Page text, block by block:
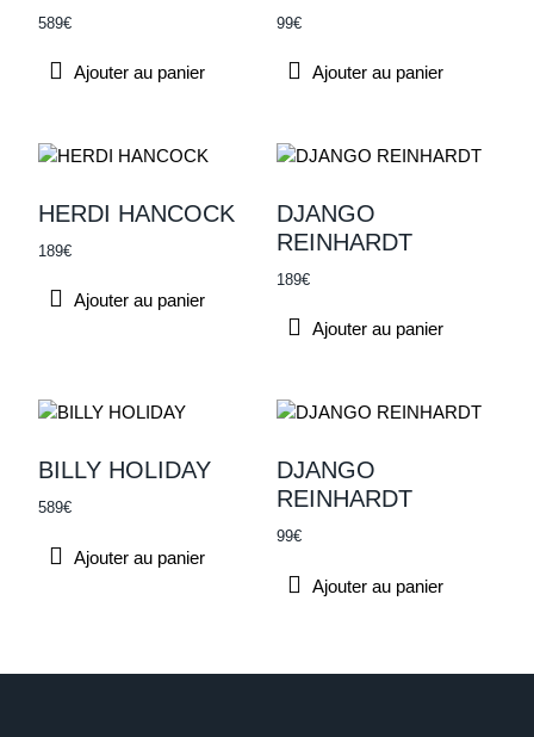
589€
Ajouter au panier
99€
Ajouter au panier
HERDI HANCOCK
189€
Ajouter au panier
DJANGO
REINHARDT
189€
Ajouter au panier
BILLY HOLIDAY
589€
Ajouter au panier
DJANGO
REINHARDT
99€
Ajouter au panier